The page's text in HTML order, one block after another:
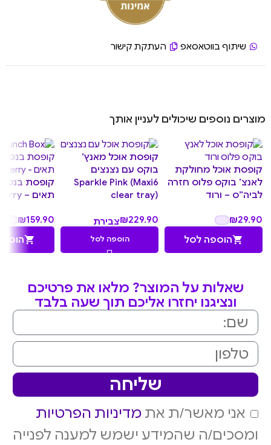
שיתוף בווטאסאפ העתקת קישור
מוצרים נוספים שיכולים לעניין אותך
קופסת אוכל מחולקת
לאנצ’ בוקס פלוס חזרה
לביה”ס – ורוד
₪29.90
הוספה לסל
קופסת אוכל מאנץ’
בוקס עם נצנצים
Sparkle Pink (Maxi6
clear tray)
₪229.90
צבירת
22.99
הוספה לסל
תאים – Blueberry
₪159.90
שאלות על המוצר? מלאו את פרטיכם
ונציגנו יחזרו אליכם תוך שעה בלבד
אני מאשר/ת את מדיניות הפרטיות
ומסכים/ה שהמידע ישמש למענה לפנייה
שליחה